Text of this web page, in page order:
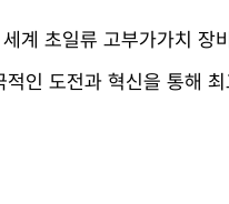
계 초일류 고부가가치 장
도전과 혁신을 통해